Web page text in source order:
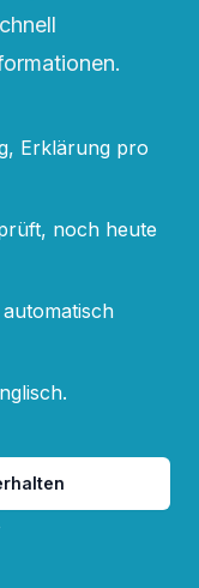
Erklärung pro
noch heute